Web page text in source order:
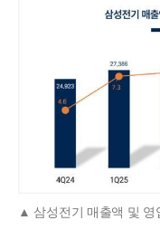
삼성전기 매출액 및